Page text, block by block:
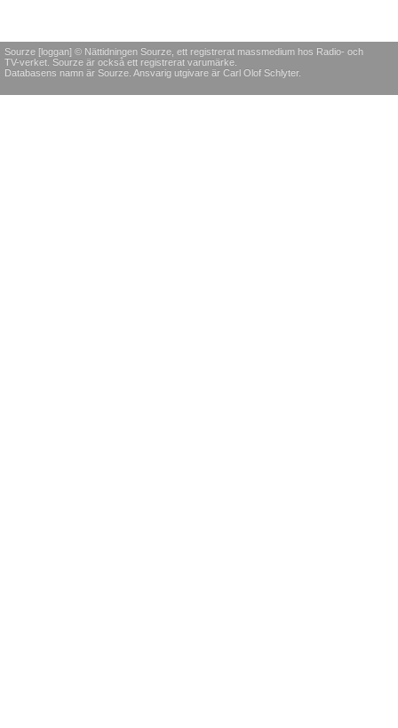
Sourze [loggan] © Nättidningen Sourze, ett registrerat massmedium hos Radio- och
TV-verket. Sourze är också ett registrerat varumärke.
Databasens namn är Sourze. Ansvarig utgivare är Carl Olof Schlyter.